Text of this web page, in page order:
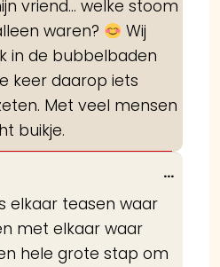
vriend… welke stoom
waren?
Wij
in de bubbelbaden
keer daarop iets
Met veel mensen
buikje.
elkaar teasen waar
met elkaar waar
hele grote stap om
...Wissel